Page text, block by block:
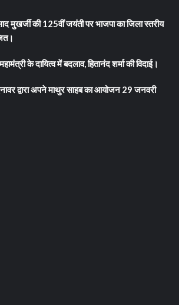
मुखर्जी की 125वीं जयंती पर भाजपा का जिला स्तरीय
के दायित्व में बदलाव, हितानंद शर्मा की विदाई।
द्वारा अपने माथुर साहब का आयोजन 29 जनवरी